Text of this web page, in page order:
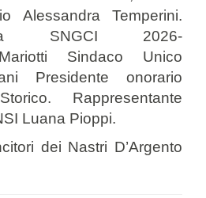
Alessandra Temperini.
SNGCI 2026-
Sindaco Unico
Presidente onorario
Rappresentante
Luana Pioppi.
dei Nastri D’Argento